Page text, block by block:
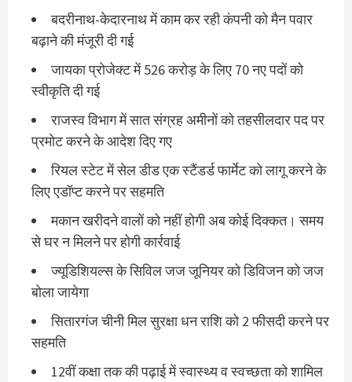
बदरीनाथ-केदारनाथ में काम कर रही कंपनी को मैन पवार
बढ़ाने की मंजूरी दी गई
जायका प्रोजेक्ट में 526 करोड़ के लिए 70 नए पदों को
स्वीकृति दी गई
राजस्व विभाग में सात संग्रह अमीनों को तहसीलदार पद पर
प्रमोट करने के आदेश दिए गए
रियल स्टेट में सेल डीड एक स्टैंडर्ड फार्मेट को लागू करने के
लिए एडॉप्ट करने पर सहमति
मकान खरीदने वालों को नहीं होगी अब कोई दिक्कत। समय
से घर न मिलने पर होगी कार्रवाई
ज्‍यूडिशियल्‍स के सिविल जज जूनियर को डिविजन को जज
बोला जायेगा
सितारगंज चीनी मिल सुरक्षा धन राशि को 2 फीसदी करने पर
सहमति
12वीं कक्षा तक की पढ़ाई में स्वास्थ्य व स्वच्छता को शामिल